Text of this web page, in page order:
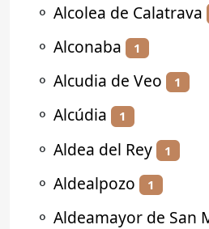
⚬ Alcolea de Calatrava
⚬ Alconaba 1
⚬ Alcudia de Veo 1
⚬ Alcúdia 1
⚬ Aldea del Rey 1
⚬ Aldealpozo 1
⚬ Aldeamayor de San